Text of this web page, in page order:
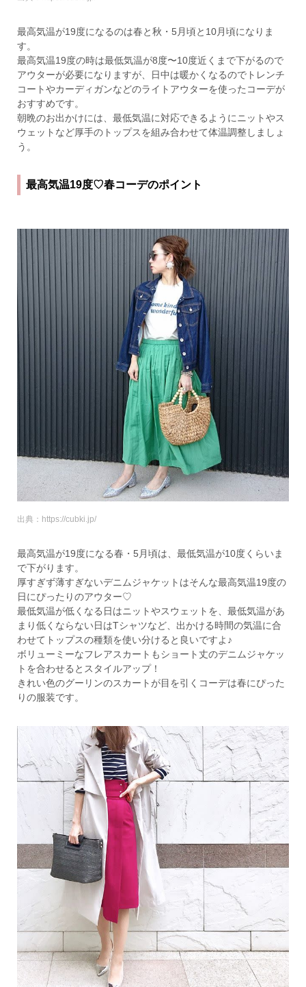
最高気温が19度になるのは春と秋・5月頃と10月頃になりま
す。
最高気温19度の時は最低気温が8度〜10度近くまで下がるので
アウターが必要になりますが、日中は暖かくなるのでトレンチ
コートやカーディガンなどのライトアウターを使ったコーデが
おすすめです。
朝晩のお出かけには、最低気温に対応できるようにニットやス
ウェットなど厚手のトップスを組み合わせて体温調整しましょ
う。
最高気温19度♡春コーデのポイント
出典：https://cubki.jp/
最高気温が19度になる春・5月頃は、最低気温が10度くらいま
で下がります。
厚すぎず薄すぎないデニムジャケットはそんな最高気温19度の
日にぴったりのアウター♡
最低気温が低くなる日はニットやスウェットを、最低気温があ
まり低くならない日はTシャツなど、出かける時間の気温に合
わせてトップスの種類を使い分けると良いですよ♪
ボリューミーなフレアスカートもショート丈のデニムジャケッ
トを合わせるとスタイルアップ！
きれい色のグーリンのスカートが目を引くコーデは春にぴった
りの服装です。